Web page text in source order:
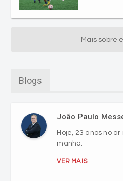
Mais sobre
Blogs
João Paulo
Hoje, 23 anos no
manhã.
VER MAIS